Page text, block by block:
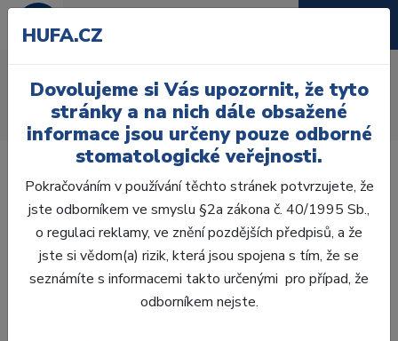
Úvod Zuby
AcryRock
AcryRock distální D 8 ks D41-A, C3
HUFA.CZ
Dovolujeme si Vás upozornit, že tyto
stránky a na nich dále obsažené
informace jsou určeny pouze odborné
stomatologické veřejnosti.
Pokračováním v používání těchto stránek potvrzujete, že
jste odborníkem ve smyslu §2a zákona č. 40/1995 Sb.,
o regulaci reklamy, ve znění pozdějších předpisů, a že
jste si vědom(a) rizik, která jsou spojena s tím, že se
seznámíte s informacemi takto určenými pro případ, že
odborníkem nejste.